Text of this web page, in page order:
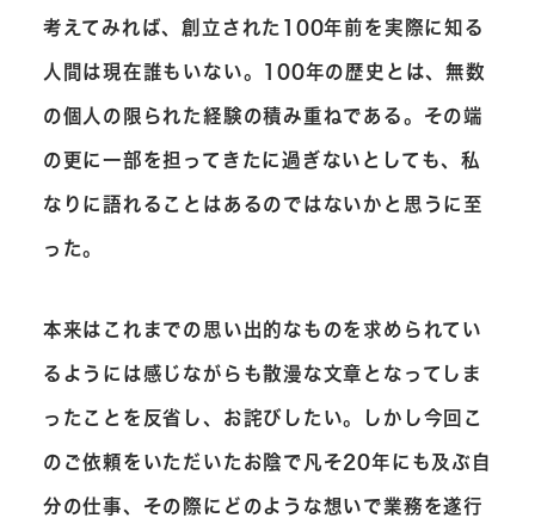
考えてみれば、創立された100年前を実際に知る
人間は現在誰もいない。100年の歴史とは、無数
の個人の限られた経験の積み重ねである。その端
の更に一部を担ってきたに過ぎないとしても、私
なりに語れることはあるのではないかと思うに至
った。
本来はこれまでの思い出的なものを求められてい
るようには感じながらも散漫な文章となってしま
ったことを反省し、お詫びしたい。しかし今回こ
のご依頼をいただいたお陰で凡そ20年にも及ぶ自
分の仕事、その際にどのような想いで業務を遂行